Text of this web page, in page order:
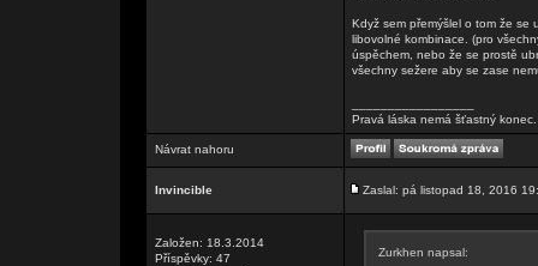
Když sem přemýšlel o tom že se
libovolné kombinace. (pro
úspěchem, nebo že se prostě
všechny sežere aby se zase
Pravá láska nemá šťastný
Návrat nahoru
Invincible Zaslal: pá listopad 18, 2016
Založen: 18.3.2014
Příspěvky: 47
Zurkhen napsal: